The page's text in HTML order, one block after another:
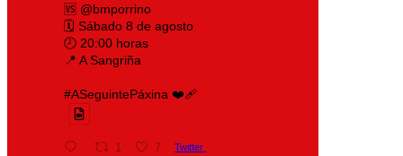
🆚 @bmporrino
🗓️ Sábado 8 de agosto
🕗 20:00 horas
📍 A Sangriña
#ASeguintePáxina ❤️‍🩹
1 7 Twitter